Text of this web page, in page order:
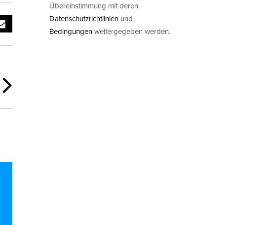
Übereinstimmung mit deren
Datenschutzrichtlinien und
Bedingungenweitergegeben werden.